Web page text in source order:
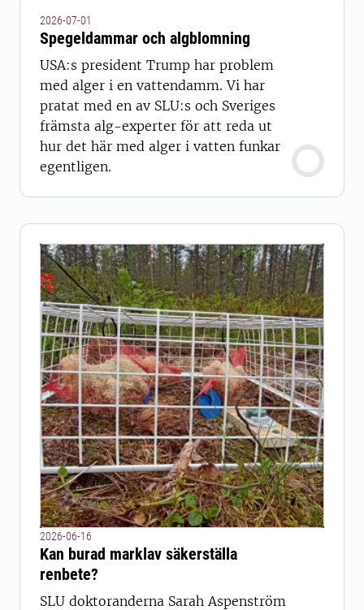
2026-07-01
Spegeldammar och algblomning
USA:s president Trump har problem
med alger i en vattendamm. Vi har
pratat med en av SLU:s och Sveriges
främsta alg-experter för att reda ut
hur det här med alger i vatten funkar
egentligen.
2026-06-16
Kan burad marklav säkerställa
renbete?
SLU doktoranderna Sarah Aspenström